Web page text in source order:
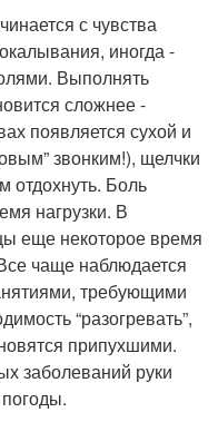
с чувства
иногда -
Выполнять
сложнее -
появляется сухой и
звонким!), щелчки
отдохнуть. Боль
нагрузки. В
еще некоторое время
чаще наблюдается
требующими
“разогревать”,
припухшими.
заболеваний руки